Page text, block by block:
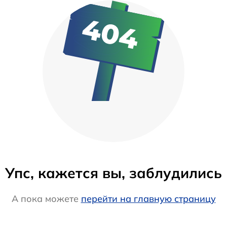
Упс, кажется вы, заблудились
А пока можете перейти на главную страницу